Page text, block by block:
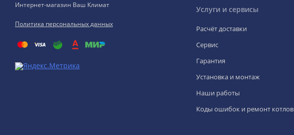
Интернет-магазин Ваш Климат
Политика персональных данных
Услуги и сервисы
Расчёт доставки
Сервис
Гарантия
Установка и монтаж
Наши работы
Коды ошибок и ремонт котлов